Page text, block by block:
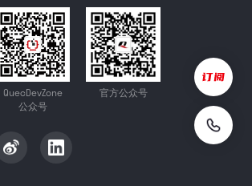
QuecDevZone
公众号
官方公众号